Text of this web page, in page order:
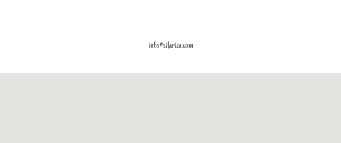
info@silariza.com